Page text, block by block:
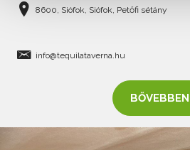
8600, Siófok, Siófok, Petőfi sétány
info@tequilataverna.hu
BŐVEBBEN